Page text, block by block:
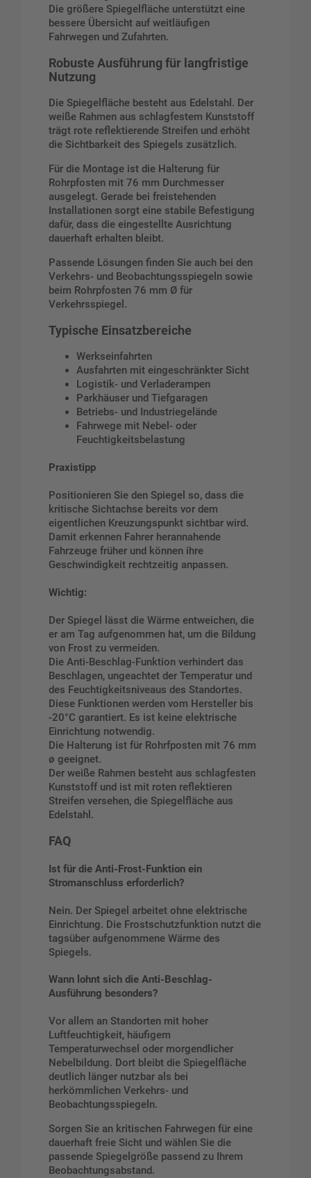
Die größere Spiegelfläche unterstützt eine
bessere Übersicht auf weitläufigen
Fahrwegen und Zufahrten.
Robuste Ausführung für langfristige
Nutzung
Die Spiegelfläche besteht aus Edelstahl. Der
weiße Rahmen aus schlagfestem Kunststoff
trägt rote reflektierende Streifen und erhöht
die Sichtbarkeit des Spiegels zusätzlich.
Für die Montage ist die Halterung für
Rohrpfosten mit 76 mm Durchmesser
ausgelegt. Gerade bei freistehenden
Installationen sorgt eine stabile Befestigung
dafür, dass die eingestellte Ausrichtung
dauerhaft erhalten bleibt.
Passende Lösungen finden Sie auch bei den
Verkehrs- und Beobachtungsspiegeln sowie
beim Rohrpfosten 76 mm Ø für
Verkehrsspiegel .
Typische Einsatzbereiche
Werkseinfahrten
Ausfahrten mit eingeschränkter Sicht
Logistik- und Verladerampen
Parkhäuser und Tiefgaragen
Betriebs- und Industriegelände
Fahrwege mit Nebel- oder
Feuchtigkeitsbelastung
Praxistipp
Positionieren Sie den Spiegel so, dass die
kritische Sichtachse bereits vor dem
eigentlichen Kreuzungspunkt sichtbar wird.
Damit erkennen Fahrer herannahende
Fahrzeuge früher und können ihre
Geschwindigkeit rechtzeitig anpassen.
Wichtig:
Der Spiegel lässt die Wärme entweichen, die
er am Tag aufgenommen hat, um die Bildung
von Frost zu vermeiden.
Die Anti-Beschlag-Funktion verhindert das
Beschlagen, ungeachtet der Temperatur und
des Feuchtigkeitsniveaus des Standortes.
Diese Funktionen werden vom Hersteller bis
-20°C garantiert. Es ist keine elektrische
Einrichtung notwendig.
Die Halterung ist für Rohrfposten mit 76 mm
ø geeignet.
Der weiße Rahmen besteht aus schlagfesten
Kunststoff und ist mit roten reflektieren
Streifen versehen, die Spiegelfläche aus
Edelstahl.
FAQ
Ist für die Anti-Frost-Funktion ein
Stromanschluss erforderlich?
Nein. Der Spiegel arbeitet ohne elektrische
Einrichtung. Die Frostschutzfunktion nutzt die
tagsüber aufgenommene Wärme des
Spiegels.
Wann lohnt sich die Anti-Beschlag-
Ausführung besonders?
Vor allem an Standorten mit hoher
Luftfeuchtigkeit, häufigem
Temperaturwechsel oder morgendlicher
Nebelbildung. Dort bleibt die Spiegelfläche
deutlich länger nutzbar als bei
herkömmlichen Verkehrs- und
Beobachtungsspiegeln.
Sorgen Sie an kritischen Fahrwegen für eine
dauerhaft freie Sicht und wählen Sie die
passende Spiegelgröße passend zu Ihrem
Beobachtungsabstand.